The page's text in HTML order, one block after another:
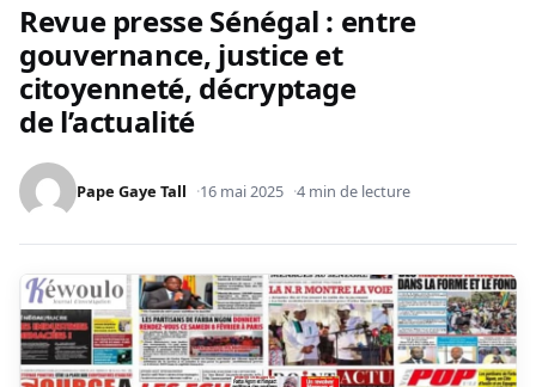
Revue presse Sénégal : entre
gouvernance, justice et
citoyenneté, décryptage
de l’actualité
Pape Gaye Tall 16 mai 2025 4 min de lecture